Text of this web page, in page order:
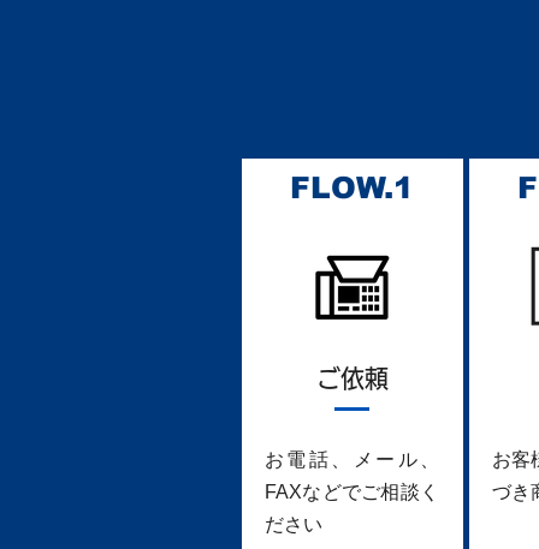
FLOW.1
ご依頼
お電話、メール、
FAXなどでご相談く
ださい
お客
づき